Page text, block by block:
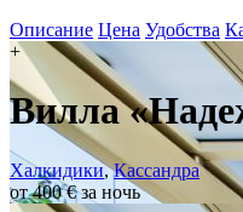
Описание Цена Удобства
+
Вилла
Халкидики,Кассандра
от 400 € за ночь